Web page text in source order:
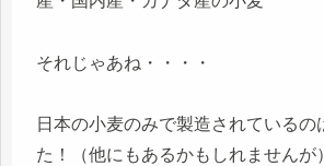
それじゃあね・・・・
日本の小麦のみで製造されているの
た！（他にもあるかもしれませんが）